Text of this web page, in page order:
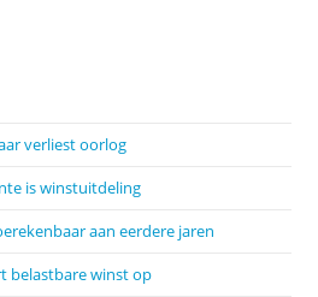
verliest oorlog
is winstuitdeling
aan eerdere jaren
belastbare winst op